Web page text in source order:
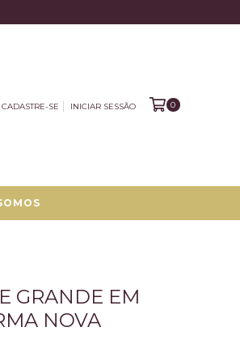
CADASTRE-SE INICIAR SESSÃO 0
GRANDE EM
NOVA